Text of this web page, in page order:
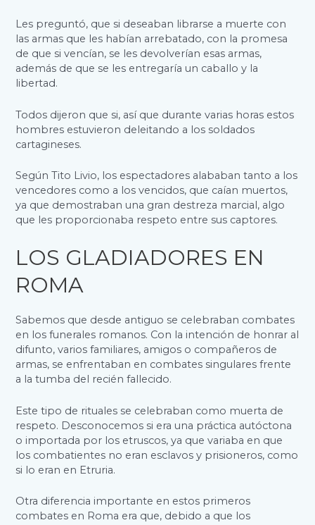
Les preguntó, que si deseaban librarse a muerte con
las armas que les habían arrebatado, con la promesa
de que si vencían, se les devolverían esas armas,
además de que se les entregaría un caballo y la
libertad.
Todos dijeron que si, así que durante varias horas estos
hombres estuvieron deleitando a los soldados
cartagineses.
Según Tito Livio, los espectadores alababan tanto a los
vencedores como a los vencidos, que caían muertos,
ya que demostraban una gran destreza marcial, algo
que les proporcionaba respeto entre sus captores.
LOS GLADIADORES EN
ROMA
Sabemos que desde antiguo se celebraban combates
en los funerales romanos. Con la intención de honrar al
difunto, varios familiares, amigos o compañeros de
armas, se enfrentaban en combates singulares frente
a la tumba del recién fallecido.
Este tipo de rituales se celebraban como muerta de
respeto. Desconocemos si era una práctica autóctona
o importada por los etruscos, ya que variaba en que
los combatientes no eran esclavos y prisioneros, como
si lo eran en Etruria.
Otra diferencia importante en estos primeros
combates en Roma era que, debido a que los